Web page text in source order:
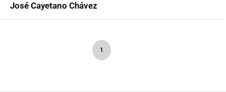
José Cayetano Chávez
1